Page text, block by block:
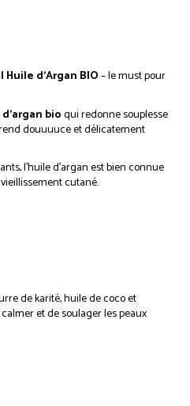
Huile d’Argan BIO– le must pour
bioqui redonne souplesse
douuuuce et délicatement
l’huile d’argan est bien connue
cutané.
de karité, huile de coco et
et de soulager les peaux